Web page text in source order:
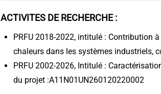
ACTIVITES DE RECHERCHE :
PRFU 2018-2022, intitulé : Contribution
chaleurs dans les systèmes industriels,
PRFU 2002-2026, Intitulé :
du projet :A11N01UN260120220002